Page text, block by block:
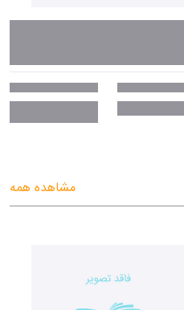
مشاهده همه